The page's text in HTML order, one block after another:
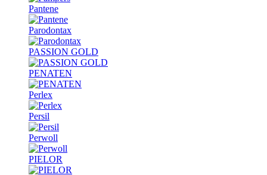
Pantene
Parodontax
PASSION GOLD
PENATEN
Perlex
Persil
Perwoll
PIELOR